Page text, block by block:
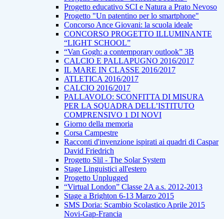
Progetto educativo SCI e Natura a Prato Nevoso
Progetto "Un patentino per lo smartphone"
Concorso Ance Giovani: la scuola ideale
CONCORSO PROGETTO ILLUMINANTE
“LIGHT SCHOOL”
“Van Gogh: a contemporary outlook” 3B
CALCIO E PALLAPUGNO 2016/2017
IL MARE IN CLASSE 2016/2017
ATLETICA 2016/2017
CALCIO 2016/2017
PALLAVOLO: SCONFITTA DI MISURA
PER LA SQUADRA DELL’ISTITUTO
COMPRENSIVO 1 DI NOVI
Giorno della memoria
Corsa Campestre
Racconti d'invenzione ispirati ai quadri di Caspar
David Friedrich
Progetto Slil - The Solar System
Stage Linguistici all'estero
Progetto Unplugged
“Virtual London” Classe 2A a.s. 2012-2013
Stage a Brighton 6-13 Marzo 2015
SMS Doria: Scambio Scolastico Aprile 2015
Novi-Gap-Francia